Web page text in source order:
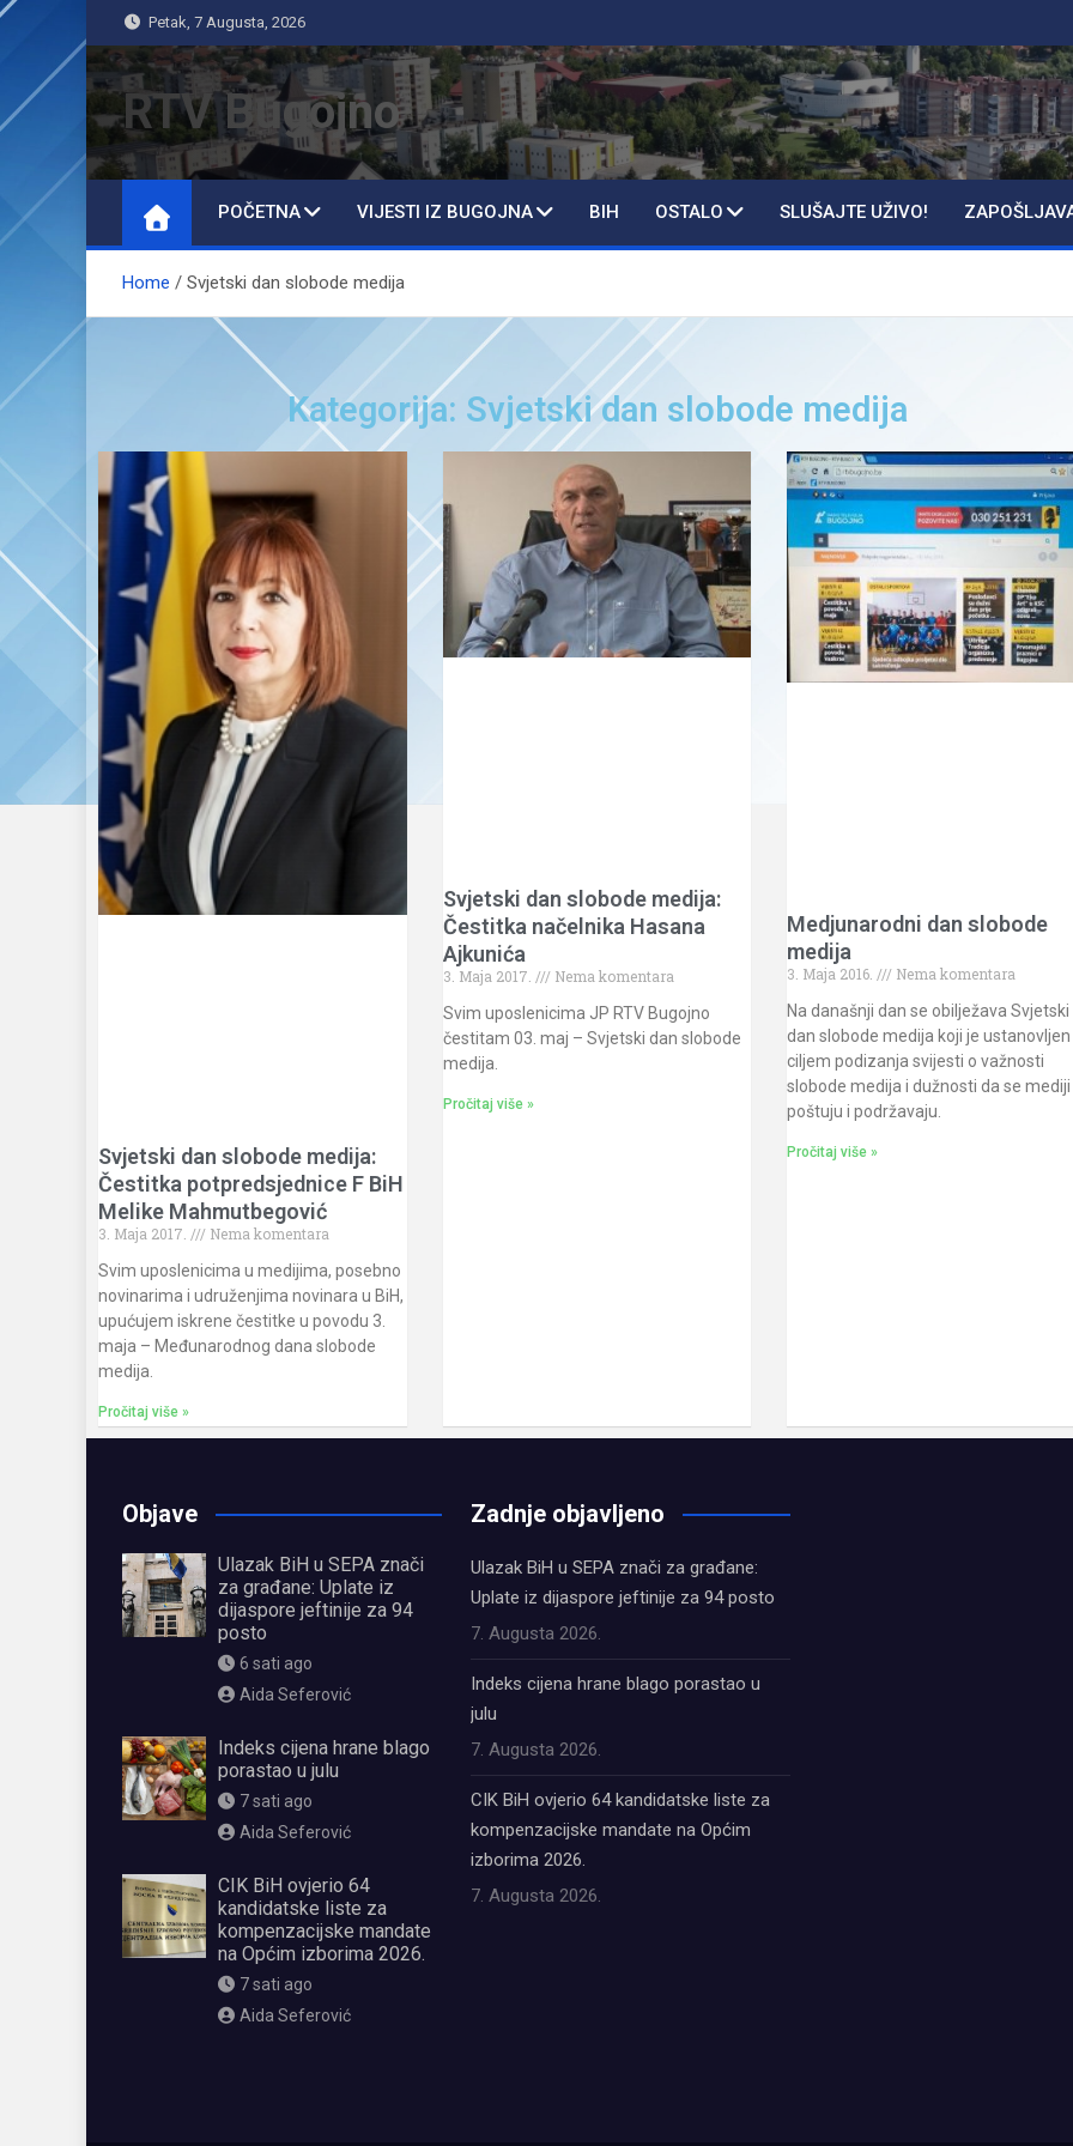
Petak, 7 Augusta, 2026
RTV Bugojno
POČETNA VIJESTI IZ BUGOJNA BIH OSTALO SLUŠAJTE UŽIVO!
Home Svjetski dan slobode medija
Kategorija: Svjetski dan slobode medija
Svjetski dan slobode medija:
Čestitka potpredsjednice F BiH
Melike Mahmutbegović
3. Maja 2017.
Nema komentara
Svim uposlenicima u medijima, posebno
novinarima i udruženjima novinara u BiH,
upućujem iskrene čestitke u povodu 3.
maja – Međunarodnog dana slobode
medija.
Pročitaj više »
Svjetski dan slobode medija:
Čestitka načelnika Hasana
Ajkunića
3. Maja 2017.
Nema komentara
Svim uposlenicima JP RTV Bugojno
čestitam 03. maj – Svjetski dan slobode
medija.
Pročitaj više »
Medjunarodni dan slobode
medija
3. Maja 2016.
Nema komentara
Na današnji dan se obilježava Svjetski
dan slobode medija koji je ustanovljen
ciljem podizanja svijesti o važnosti
slobode medija i dužnosti da se mediji
poštuju i podržavaju.
Pročitaj više »
Objave
Ulazak BiH u SEPA znači
za građane: Uplate iz
dijaspore jeftinije za 94
posto
6 sati ago
Aida Seferović
Indeks cijena hrane blago
porastao u julu
7 sati ago
Aida Seferović
CIK BiH ovjerio 64
kandidatske liste za
kompenzacijske mandate
na Općim izborima 2026.
7 sati ago
Aida Seferović
Zadnje objavljeno
Ulazak BiH u SEPA znači za građane:
Uplate iz dijaspore jeftinije za 94 posto
7. Augusta 2026.
Indeks cijena hrane blago porastao u
julu
7. Augusta 2026.
CIK BiH ovjerio 64 kandidatske liste za
kompenzacijske mandate na Općim
izborima 2026.
7. Augusta 2026.